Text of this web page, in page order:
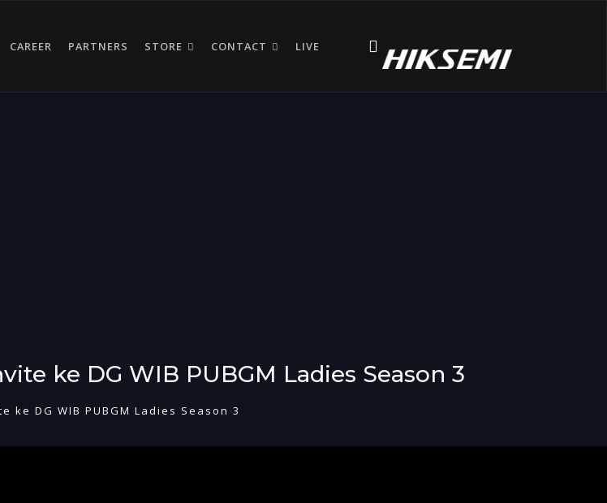
CAREER PARTNERS STORE CONTACT LIVE
ke DG WIB PUBGM Ladies Season 3
ke DG WIB PUBGM Ladies Season 3